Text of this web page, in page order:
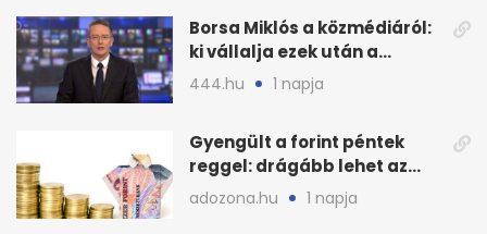
Borsa Miklós a közmédiáról:
ki vállalja ezek után a
munkát?
444.hu 1 napja
Gyengült a forint péntek
reggel: drágább lehet az
euró és a dollár
adozona.hu 1 napja